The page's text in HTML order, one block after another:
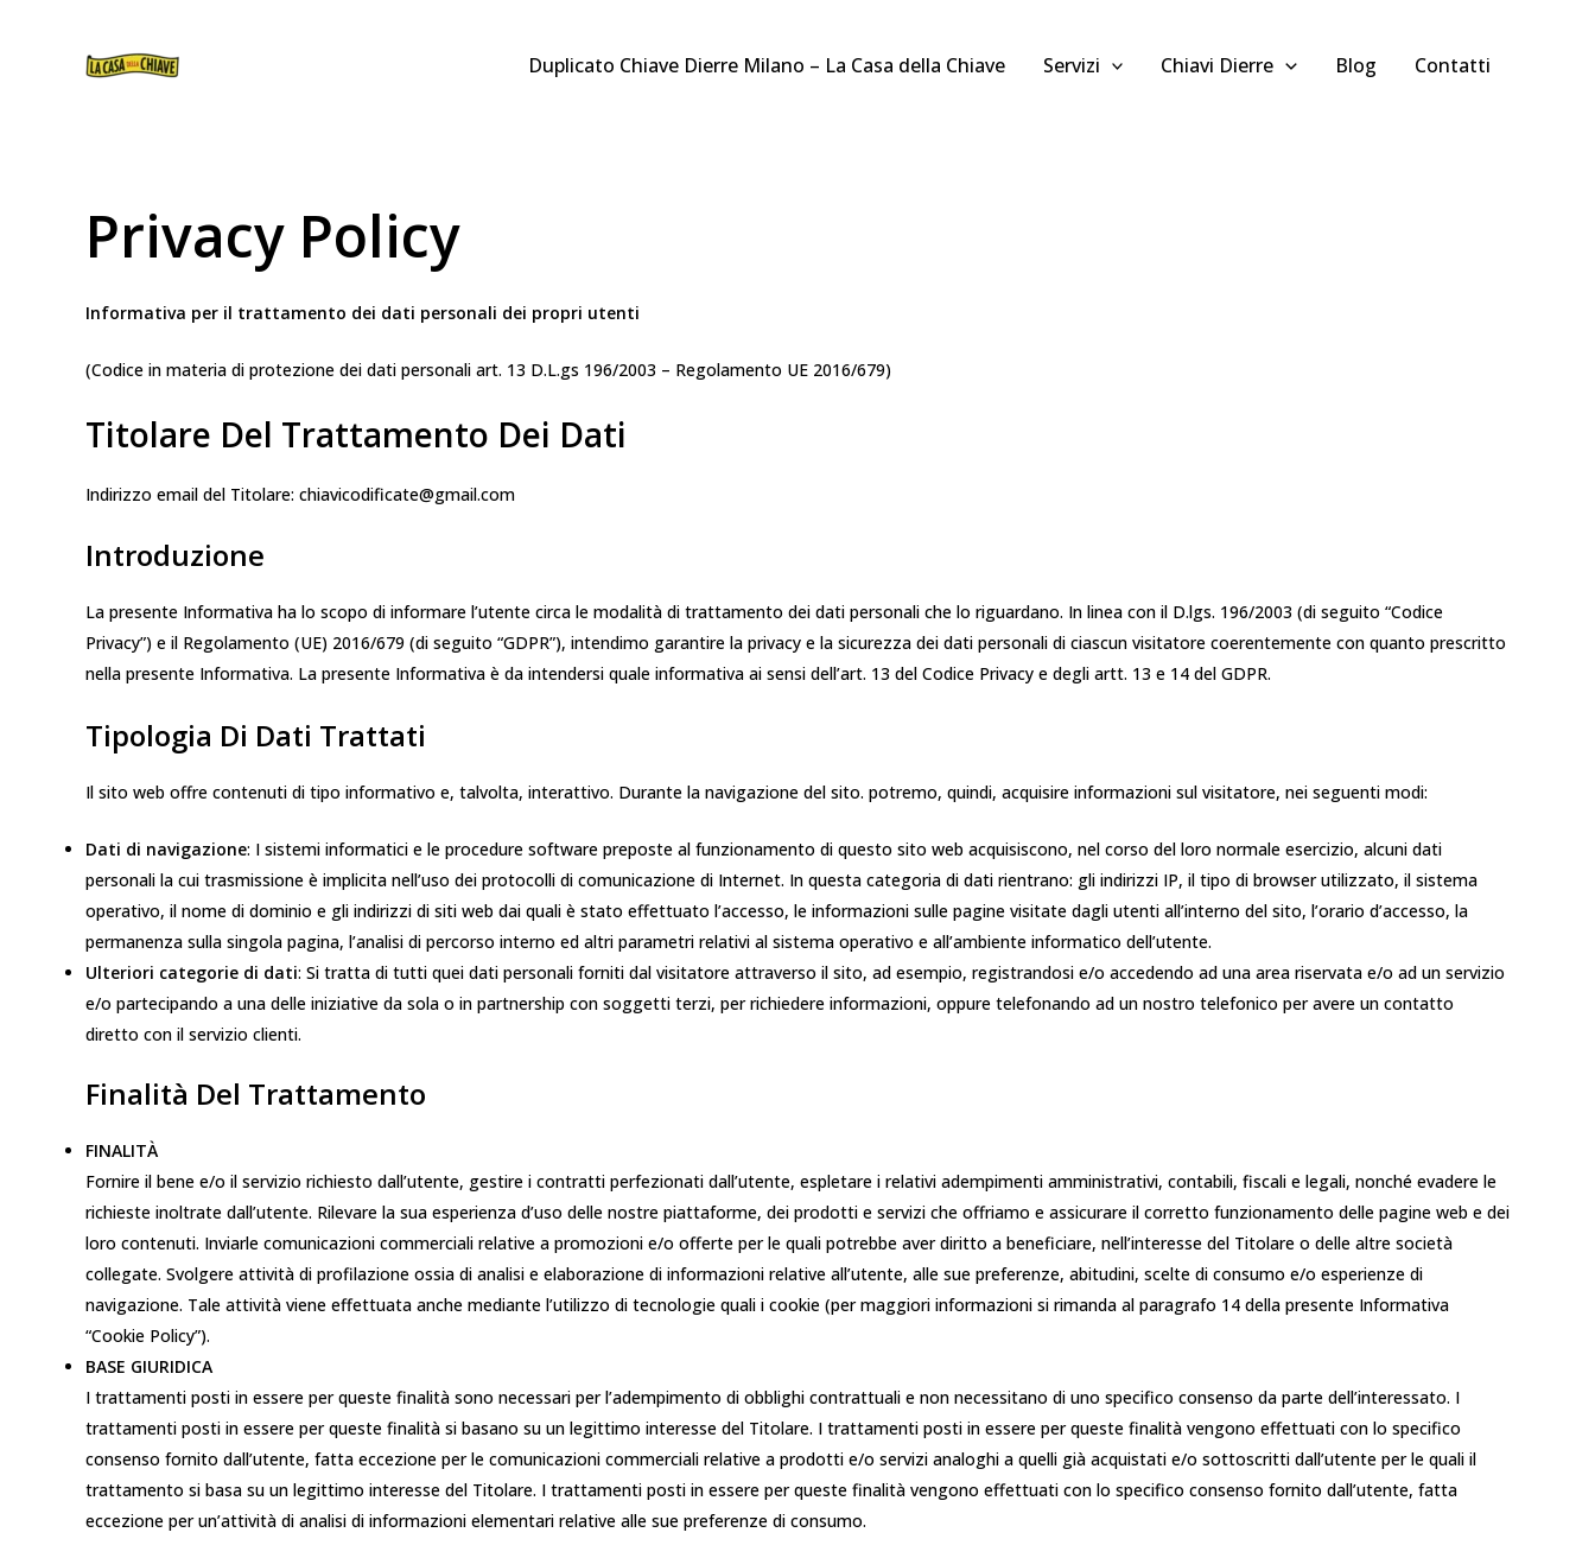
CONTENUTO
Duplicato Chiave Dierre Milano – La Casa della Chiave Servizi Chiavi Dierre Blog Contatti
Privacy Policy
Informativa per il trattamento dei dati personali dei propri utenti
(Codice in materia di protezione dei dati personali art. 13 D.L.gs 196/2003 – Regolamento UE 2016/679)
Titolare Del Trattamento Dei Dati
Indirizzo email del Titolare: chiavicodificate@gmail.com
Introduzione
La presente Informativa ha lo scopo di informare l’utente circa le modalità di trattamento dei dati personali che lo riguardano. In linea con il D.lgs. 196/2003 (di seguito “Codice
Privacy”) e il Regolamento (UE) 2016/679 (di seguito “GDPR”), intendimo garantire la privacy e la sicurezza dei dati personali di ciascun visitatore coerentemente con quanto prescritto
nella presente Informativa. La presente Informativa è da intendersi quale informativa ai sensi dell’art. 13 del Codice Privacy e degli artt. 13 e 14 del GDPR.
Tipologia Di Dati Trattati
Il sito web offre contenuti di tipo informativo e, talvolta, interattivo. Durante la navigazione del sito. potremo, quindi, acquisire informazioni sul visitatore, nei seguenti modi:
Dati di navigazione: I sistemi informatici e le procedure software preposte al funzionamento di questo sito web acquisiscono, nel corso del loro normale esercizio, alcuni dati
personali la cui trasmissione è implicita nell’uso dei protocolli di comunicazione di Internet. In questa categoria di dati rientrano: gli indirizzi IP, il tipo di browser utilizzato, il sistema
operativo, il nome di dominio e gli indirizzi di siti web dai quali è stato effettuato l’accesso, le informazioni sulle pagine visitate dagli utenti all’interno del sito, l’orario d’accesso, la
permanenza sulla singola pagina, l’analisi di percorso interno ed altri parametri relativi al sistema operativo e all’ambiente informatico dell’utente.
Ulteriori categorie di dati: Si tratta di tutti quei dati personali forniti dal visitatore attraverso il sito, ad esempio, registrandosi e/o accedendo ad una area riservata e/o ad un servizio
e/o partecipando a una delle iniziative da sola o in partnership con soggetti terzi, per richiedere informazioni, oppure telefonando ad un nostro telefonico per avere un contatto
diretto con il servizio clienti.
Finalità Del Trattamento
FINALITÀ
Fornire il bene e/o il servizio richiesto dall’utente, gestire i contratti perfezionati dall’utente, espletare i relativi adempimenti amministrativi, contabili, fiscali e legali, nonché evadere le
richieste inoltrate dall’utente. Rilevare la sua esperienza d’uso delle nostre piattaforme, dei prodotti e servizi che offriamo e assicurare il corretto funzionamento delle pagine web e dei
loro contenuti. Inviarle comunicazioni commerciali relative a promozioni e/o offerte per le quali potrebbe aver diritto a beneficiare, nell’interesse del Titolare o delle altre società
collegate. Svolgere attività di profilazione ossia di analisi e elaborazione di informazioni relative all’utente, alle sue preferenze, abitudini, scelte di consumo e/o esperienze di
navigazione. Tale attività viene effettuata anche mediante l’utilizzo di tecnologie quali i cookie (per maggiori informazioni si rimanda al paragrafo 14 della presente Informativa
“Cookie Policy”).
BASE GIURIDICA
I trattamenti posti in essere per queste finalità sono necessari per l’adempimento di obblighi contrattuali e non necessitano di uno specifico consenso da parte dell’interessato. I
trattamenti posti in essere per queste finalità si basano su un legittimo interesse del Titolare. I trattamenti posti in essere per queste finalità vengono effettuati con lo specifico
consenso fornito dall’utente, fatta eccezione per le comunicazioni commerciali relative a prodotti e/o servizi analoghi a quelli già acquistati e/o sottoscritti dall’utente per le quali il
trattamento si basa su un legittimo interesse del Titolare. I trattamenti posti in essere per queste finalità vengono effettuati con lo specifico consenso fornito dall’utente, fatta
eccezione per un’attività di analisi di informazioni elementari relative alle sue preferenze di consumo.